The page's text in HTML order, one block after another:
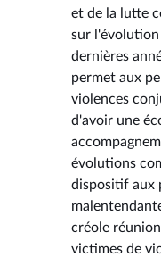
et de la lutte
sur
dernières
permet aux
violences
d'avoir une
évolutions
dispositif aux
créole
victimes de